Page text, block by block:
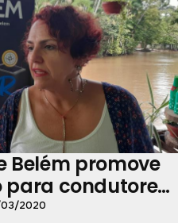
Belém promove
condutores
do Combu
2020